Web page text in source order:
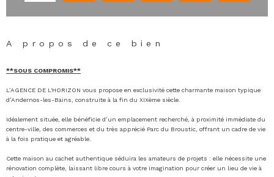
A propos de ce bien
**SOUS COMPROMIS**
L’AGENCE DE L'HORIZON vous propose en exclusivité cette charmante maison typique
d’Andernos-les-Bains, construite à la fin du XIXème siècle.
Idéalement située, elle bénéficie d’un emplacement recherché, à proximité immédiate du
centre-ville, des commerces et du très apprécié Parc du Broustic, offrant un cadre de vie
à la fois pratique et agréable.
Cette maison au cachet authentique séduira les amateurs de projets : elle nécessite une
rénovation complète, laissant libre cours à votre imagination pour créer un lieu de vie à